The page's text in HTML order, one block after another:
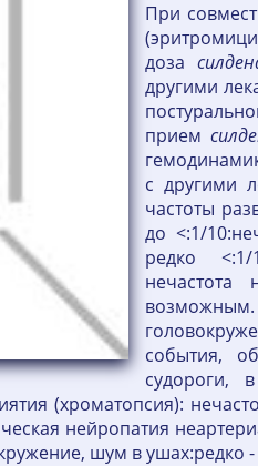
При
доза
другими
прием
с другими
частоты
до <:1/
редко <:1/
нечастота
возможным.
события,
судороги,
(хроматопсия):
нейропатия
шум в ушах:редко -